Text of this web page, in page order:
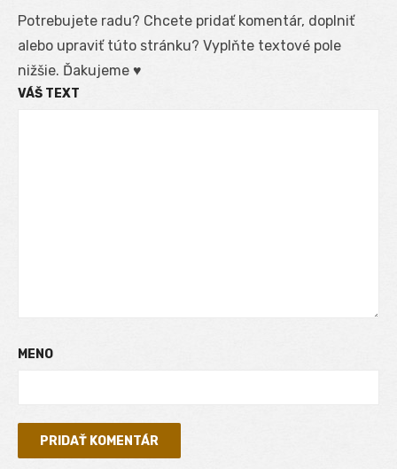
Potrebujete radu? Chcete pridať komentár, doplniť
alebo upraviť túto stránku? Vyplňte textové pole
nižšie. Ďakujeme ♥
VÁŠ TEXT
MENO